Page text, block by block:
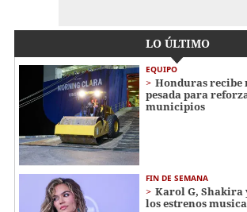
LO ÚLTIMO
EQUIPO
Honduras
pesada para
municipios
FIN DE SEMANA
Karol G, Shakira
los estrenos